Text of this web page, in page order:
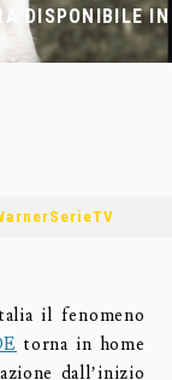
DISPONIBILE IN
il fenomeno
torna in home
dall’inizio